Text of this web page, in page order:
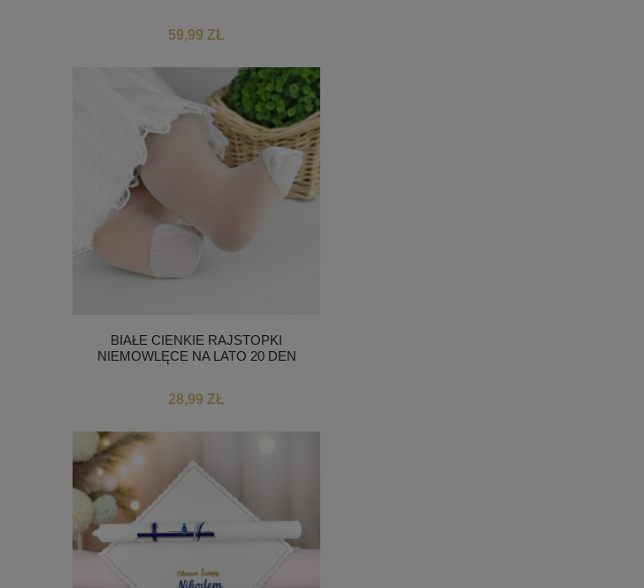
59,99 ZŁ
BIAŁE CIENKIE RAJSTOPKI
NIEMOWLĘCE NA LATO 20 DEN
28,99 ZŁ